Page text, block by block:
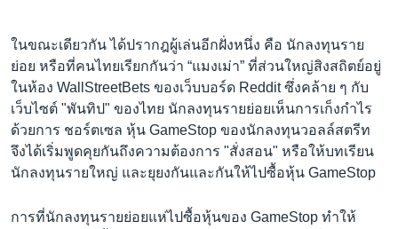
ในขณะเดียวกัน ได้ปรากฎผู้เล่นอีกฝั่งหนึ่ง คือ นักลงทุนราย
ย่อย หรือที่คนไทยเรียกกันว่า “แมงเม่า” ที่ส่วนใหญ่สิงสถิตย์อยู่
ในห้อง WallStreetBets ของเว็บบอร์ด Reddit ซึ่งคล้าย ๆ กับ
เว็บไซต์ "พันทิป" ของไทย นักลงทุนรายย่อยเห็นการเก็งกำไร
ด้วยการ ชอร์ตเซล หุ้น GameStop ของนักลงทุนวอลล์สตรีท
จึงได้เริ่มพูดคุยกันถึงความต้องการ "สั่งสอน" หรือให้บทเรียน
นักลงทุนรายใหญ่ และยุยงกันและกันให้ไปซื้อหุ้น GameStop
การที่นักลงทุนรายย่อยแห่ไปซื้อหุ้นของ GameStop ทำให้